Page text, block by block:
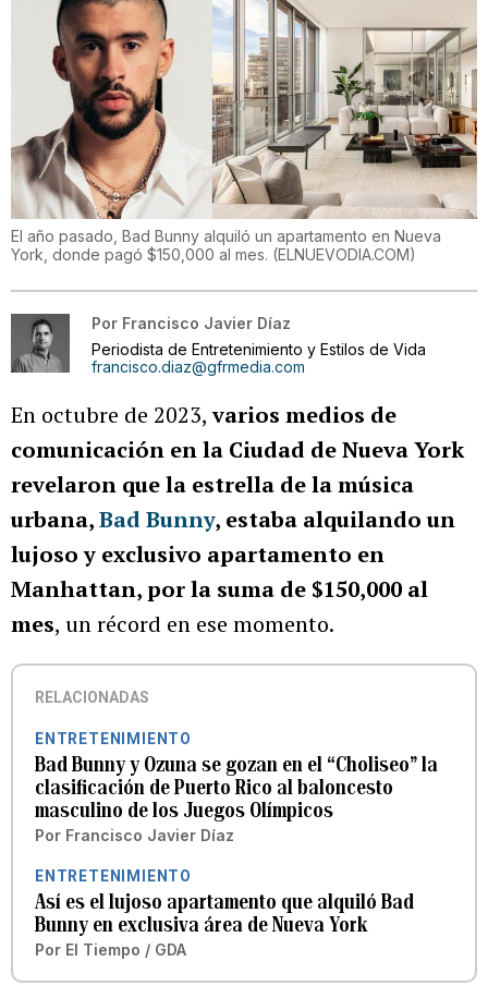
El año pasado, Bad Bunny alquiló un apartamento en Nueva
York, donde pagó $150,000 al mes. (ELNUEVODIA.COM)
Por Francisco Javier Díaz
Periodista de Entretenimiento y Estilos de Vida
francisco.diaz@gfrmedia.com
En octubre de 2023,varios medios de
comunicación en la Ciudad de Nueva York
revelaron que la estrella de la música
urbana,Bad Bunny, estaba alquilando un
lujoso y exclusivo apartamento en
Manhattan, por la suma de $150,000 al
mes, un récord en ese momento.
RELACIONADAS
ENTRETENIMIENTO
Bad Bunny y Ozuna se gozan en el “Choliseo” la
clasificación de Puerto Rico al baloncesto
masculino de los Juegos Olímpicos
Por Francisco Javier Díaz
ENTRETENIMIENTO
Así es el lujoso apartamento que alquiló Bad
Bunny en exclusiva área de Nueva York
Por El Tiempo / GDA